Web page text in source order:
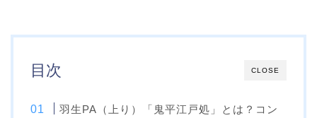
CLOSE
目次
羽生PA（上り）「鬼平江戸処」とは？コン